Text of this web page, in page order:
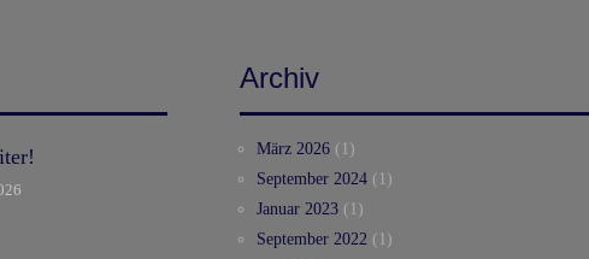
Archiv
März 2026 (1)
September 2024 (1)
Januar 2023 (1)
September 2022 (1)